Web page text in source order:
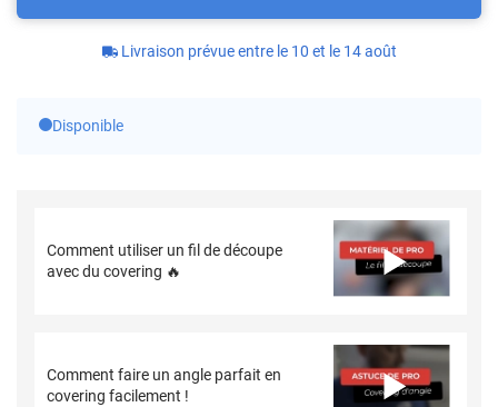
Livraison prévue entre le 10 et le 14 août
Disponible
Comment utiliser un fil de découpe
avec du covering 🔥
Comment faire un angle parfait en
covering facilement !